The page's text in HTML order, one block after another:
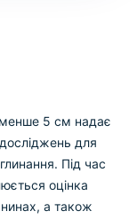
менше 5 см надає
для
Під час
оцінка
а також